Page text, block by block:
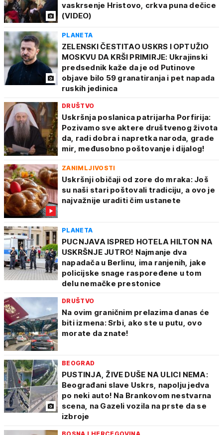
vaskrsenje Hristovo, crkva puna dečice
(VIDEO)
PLANETA
ZELENSKI ČESTITAO USKRS I OPTUŽIO
MOSKVU DA KRŠI PRIMIRJE: Ukrajinski
predsednik kaže da je od Putinove
objave bilo 59 granatiranja i pet napada
ruskih jedinica
DRUŠTVO
Uskršnja poslanica patrijarha Porfirija:
Pozivamo sve aktere društvenog života
da, radi dobra i napretka naroda, grade
mir, međusobno poštovanje i dijalog!
ZANIMLJIVOSTI
Uskršnji običaji od zore do mraka: Još
su naši stari poštovali tradiciju, a ovo je
najvažnije uraditi čim ustanete
PLANETA
PUCNJAVA ISPRED HOTELA HILTON NA
USKRŠNJE JUTRO! Najmanje dva
napadača u Berlinu, ima ranjenih, jake
policijske snage raspoređene u tom
delu nemačke prestonice
DRUŠTVO
Na ovim graničnim prelazima danas će
biti izmena: Srbi, ako ste u putu, ovo
morate da znate!
BEOGRAD
PUSTINJA, ŽIVE DUŠE NA ULICI NEMA:
Beograđani slave Uskrs, napolju jedva
po neki auto! Na Brankovom nestvarna
scena, na Gazeli vozila na prste da se
izbroje